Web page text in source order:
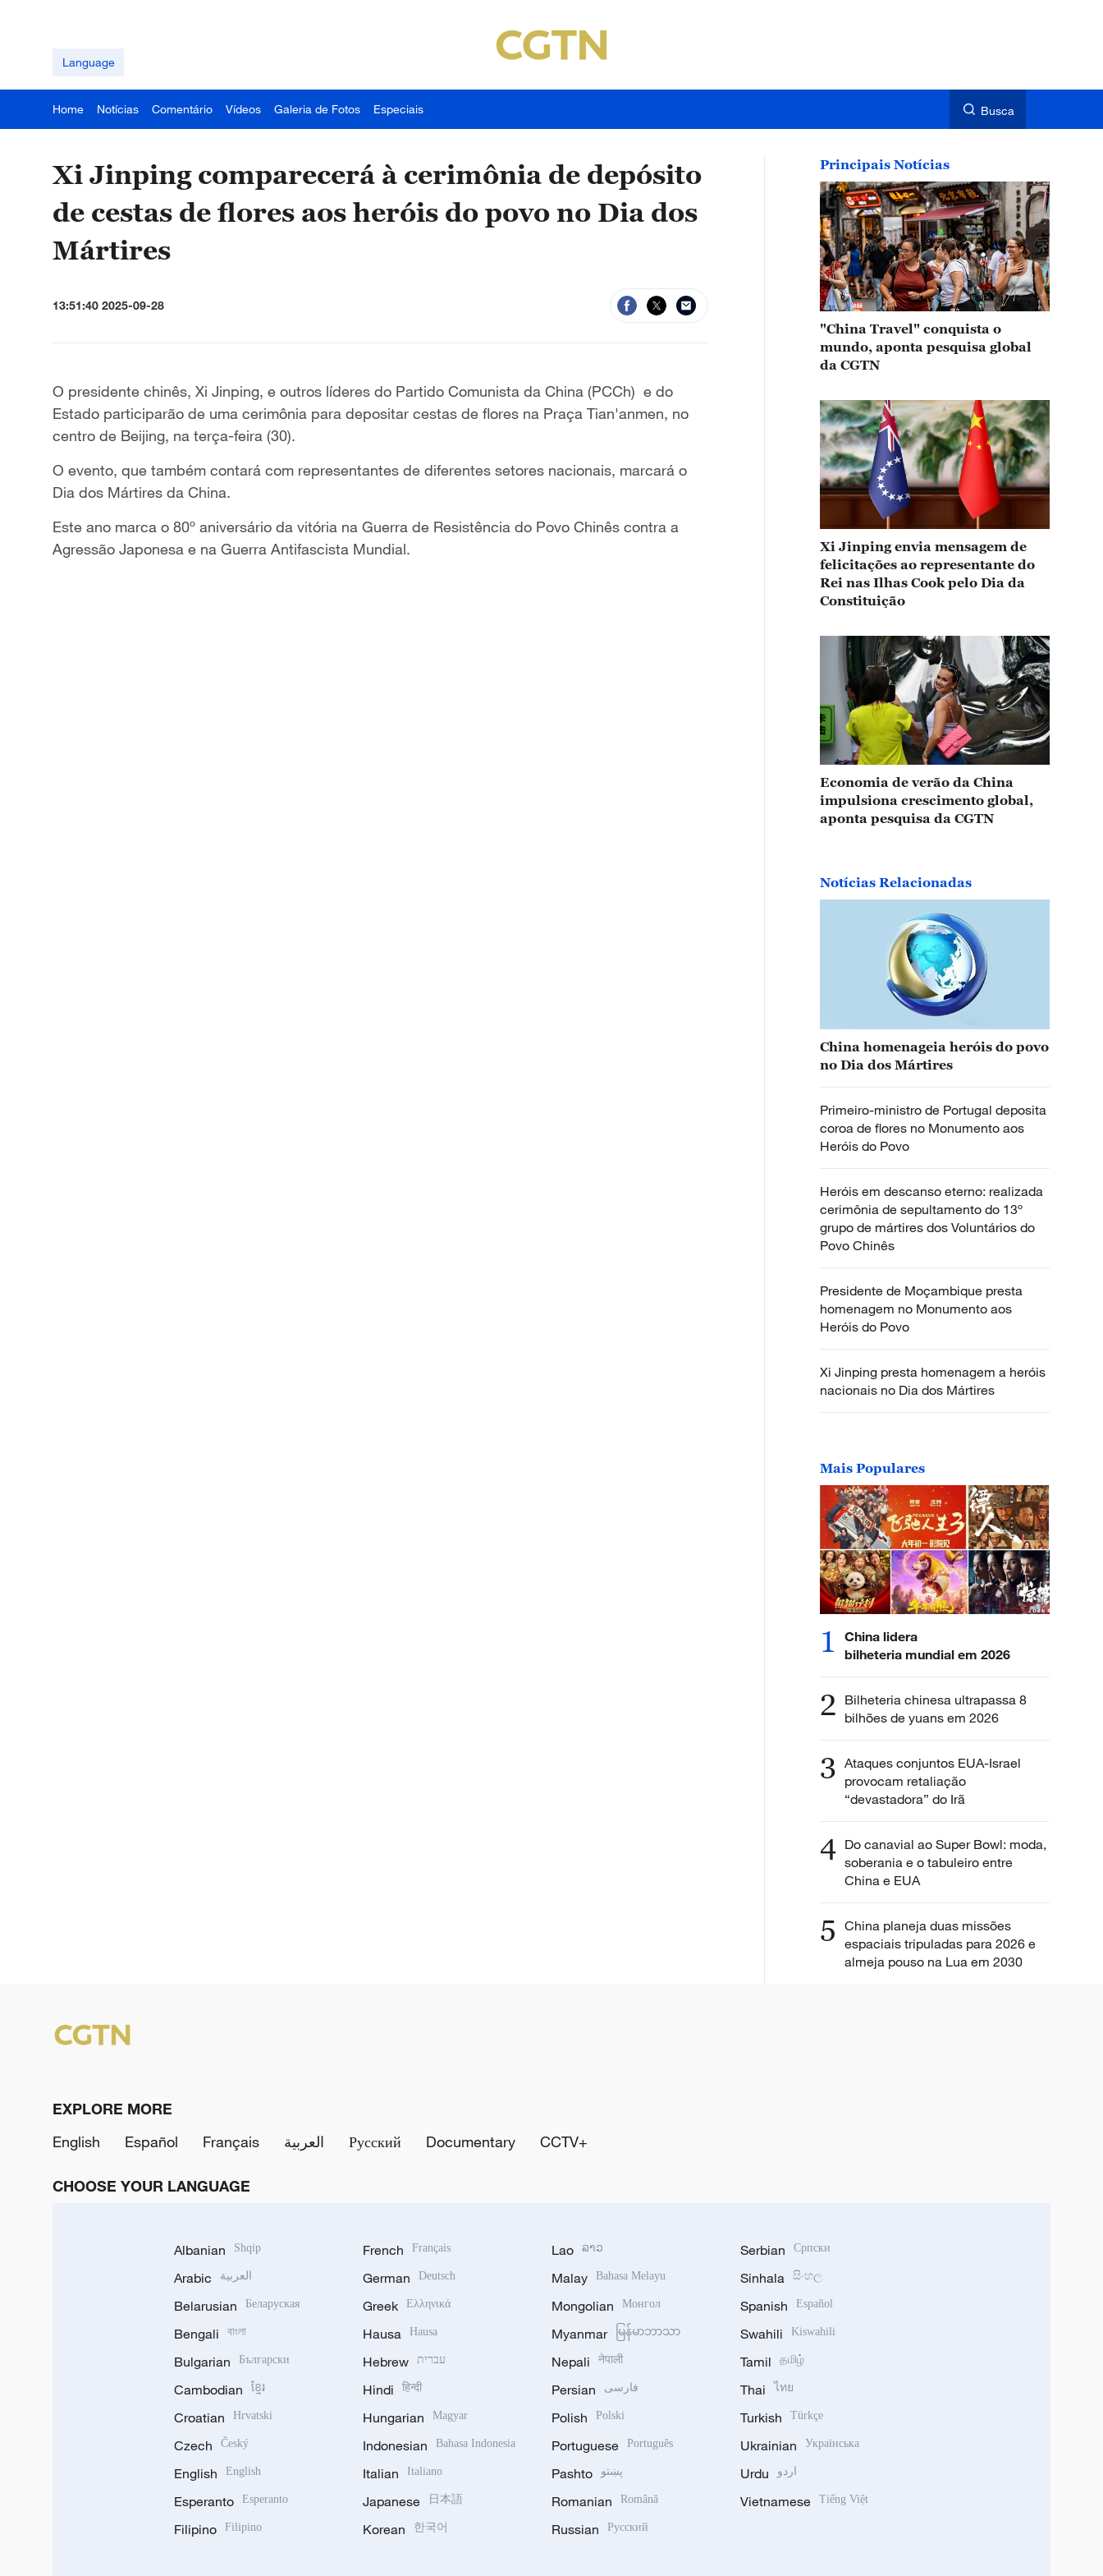
Language
Home Notícias Comentário Vídeos Galeria de Fotos Especiais Busca
Xi Jinping comparecerá à cerimônia de depósito
de cestas de flores aos heróis do povo no Dia dos
Mártires
13:51:40 2025-09-28
O presidente chinês, Xi Jinping, e outros líderes do Partido Comunista da China (PCCh) e do
Estado participarão de uma cerimônia para depositar cestas de flores na Praça Tian'anmen, no
centro de Beijing, na terça-feira (30).
O evento, que também contará com representantes de diferentes setores nacionais, marcará o
Dia dos Mártires da China.
Este ano marca o 80º aniversário da vitória na Guerra de Resistência do Povo Chinês contra a
Agressão Japonesa e na Guerra Antifascista Mundial.
Principais Notícias
"China Travel" conquista o
mundo, aponta pesquisa global
da CGTN
Xi Jinping envia mensagem de
felicitações ao representante do
Rei nas Ilhas Cook pelo Dia da
Constituição
Economia de verão da China
impulsiona crescimento global,
aponta pesquisa da CGTN
Notícias Relacionadas
China homenageia heróis do povo
no Dia dos Mártires
Primeiro-ministro de Portugal deposita
coroa de flores no Monumento aos
Heróis do Povo
Heróis em descanso eterno: realizada
cerimônia de sepultamento do 13º
grupo de mártires dos Voluntários do
Povo Chinês
Presidente de Moçambique presta
homenagem no Monumento aos
Heróis do Povo
Xi Jinping presta homenagem a heróis
nacionais no Dia dos Mártires
Mais Populares
1
China lidera
bilheteria mundial em 2026
2 Bilheteria chinesa ultrapassa 8
bilhões de yuans em 2026
3 Ataques conjuntos EUA-Israel
provocam retaliação
“devastadora” do Irã
4 Do canavial ao Super Bowl: moda,
soberania e o tabuleiro entre
China e EUA
5 China planeja duas missões
espaciais tripuladas para 2026 e
almeja pouso na Lua em 2030
EXPLORE MORE
English
Español Français العربية Русский Documentary CCTV+
CHOOSE YOUR LANGUAGE
Albanian Shqip
Arabic العربية
Belarusian Беларуская
Bengali বাংলা
Bulgarian Български
Cambodian ខ្មែរ
Croatian Hrvatski
Czech Český
English English
Esperanto Esperanto
Filipino Filipino
French Français
German Deutsch
Greek Ελληνικά
Hausa Hausa
Hebrew עברית
Hindi हिन्दी
Hungarian Magyar
Indonesian Bahasa Indonesia
Italian Italiano
Japanese 日本語
Korean 한국어
Lao ລາວ
Malay Bahasa Melayu
Mongolian Монгол
Myanmar မြန်မာဘာသာ
Nepali नेपाली
Persian فارسی
Polish Polski
Portuguese Português
Pashto پښتو
Romanian Română
Russian Русский
Serbian Српски
Sinhala සිංහල
Spanish Español
Swahili Kiswahili
Tamil தமிழ்
Thai ไทย
Turkish Türkçe
Ukrainian Українська
Urdu اردو
Vietnamese Tiếng Việt